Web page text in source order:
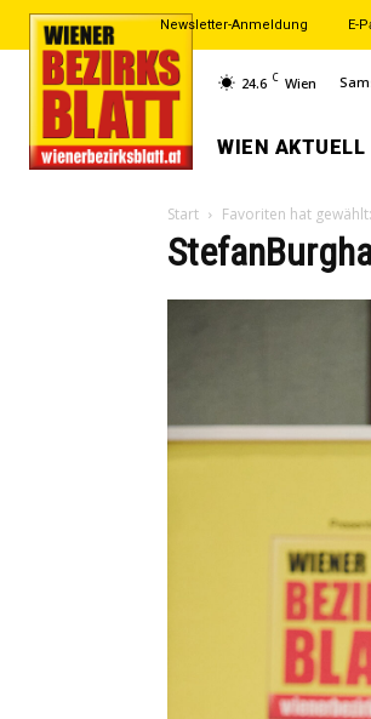
Newsletter-Anmeldung E-
24.6 C Wien
WIEN AKTUELL
Start Favoriten hat